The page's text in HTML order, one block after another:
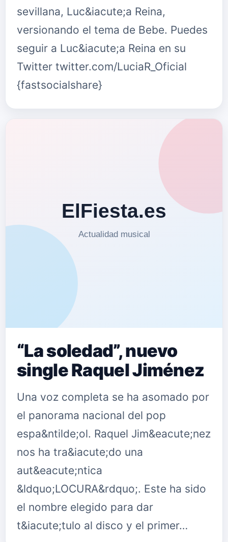
sevillana, Luc&iacute;a Reina,
versionando el tema de Bebe. Puedes
seguir a Luc&iacute;a Reina en su
Twitter twitter.com/LuciaR_Oficial
{fastsocialshare}
“La soledad”, nuevo
single Raquel Jiménez
Una voz completa se ha asomado por
el panorama nacional del pop
espa&ntilde;ol. Raquel Jim&eacute;nez
nos ha tra&iacute;do una
aut&eacute;ntica
&ldquo;LOCURA&rdquo;. Este ha sido
el nombre elegido para dar
t&iacute;tulo al disco y el primer…